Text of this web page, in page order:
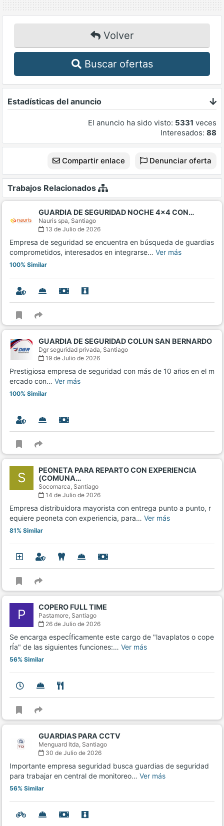
Volver
Buscar ofertas
Estadísticas del anuncio
El anuncio ha sido visto: 5331 veces
Interesados: 88
Compartir enlace Denunciar oferta
Trabajos Relacionados
GUARDIA DE SEGURIDAD NOCHE 4x4 CON…
Nauris spa, Santiago
13 de Julio de 2026
Empresa de seguridad se encuentra en búsqueda de guardias
comprometidos, interesados en integrarse… Ver más
100% Similar
GUARDIA DE SEGURIDAD COLUN SAN BERNARDO
Dgr seguridad privada, Santiago
19 de Julio de 2026
Prestigiosa empresa de seguridad con más de 10 años en el m
ercado con… Ver más
100% Similar
S
PEONETA PARA REPARTO CON EXPERIENCIA
(COMUNA…
Socomarca, Santiago
14 de Julio de 2026
Empresa distribuidora mayorista con entrega punto a punto, r
equiere peoneta con experiencia, para… Ver más
81% Similar
P COPERO FULL TIME
Pastamore, Santiago
26 de Julio de 2026
Se encarga especÍficamente este cargo de "lavaplatos o cope
rÍa" de las siguientes funciones:… Ver más
56% Similar
GUARDIAS PARA CCTV
Menguard ltda, Santiago
30 de Julio de 2026
Importante empresa seguridad busca guardias de seguridad
para trabajar en central de monitoreo… Ver más
56% Similar